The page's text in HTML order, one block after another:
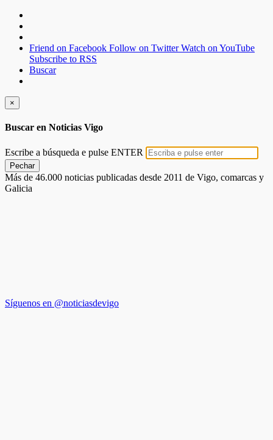
Friend on Facebook Follow on Twitter Watch on YouTube
Subscribe to RSS
Buscar
×
Buscar en Noticias Vigo
Escribe a búsqueda e pulse ENTER
Pechar
Más de 46.000 noticias publicadas desde 2011 de Vigo, comarcas y
Galicia
Síguenos en @noticiasdevigo